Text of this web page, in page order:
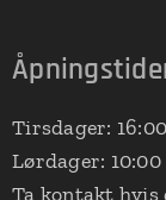
Tirsdager:
Lørdager: 10:00
Ta kontakt hvis